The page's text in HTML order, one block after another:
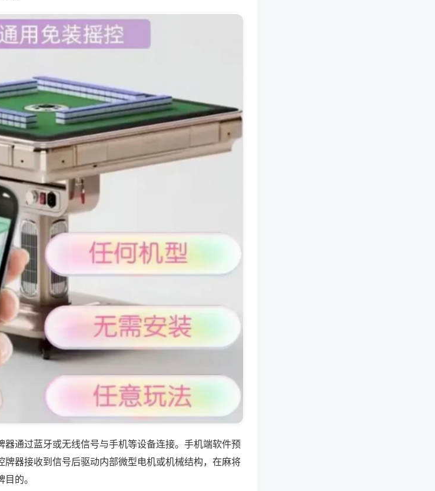
通过蓝牙或无线信号与手机等设备连接。手机端软件预
器接收到信号后驱动内部微型电机或机械结构，在麻将
的。